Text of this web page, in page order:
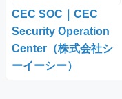
CEC SOC｜CEC
Security Operation
Center（株式会社シ
ーイーシー）